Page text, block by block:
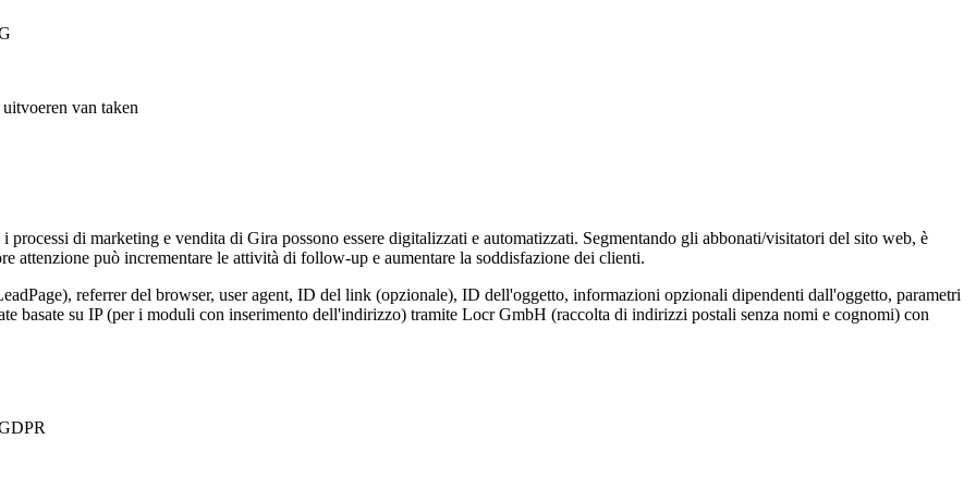
van taken
di marketing e vendita di Gira possono essere digitalizzati e automatizzati. Segmentando gli abbonati/visitatori del sito web, è
attenzione può incrementare le attività di follow-up e aumentare la soddisfazione dei clienti.
referrer del browser, user agent, ID del link (opzionale), ID dell'oggetto, informazioni opzionali dipendenti dall'oggetto, parametri
basate su IP (per i moduli con inserimento dell'indirizzo) tramite Locr GmbH (raccolta di indirizzi postali senza nomi e cognomi) con